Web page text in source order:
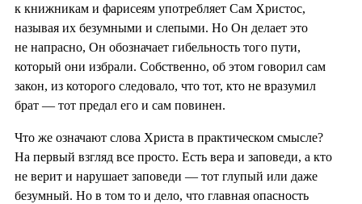
к книжникам и фарисеям употребляет Сам Христос,
называя их безумными и слепыми. Но Он делает это
не напрасно, Он обозначает гибельность того пути,
который они избрали. Собственно, об этом говорил сам
закон, из которого следовало, что тот, кто не вразумил
брат — тот предал его и сам повинен.
Что же означают слова Христа в практическом смысле?
На первый взгляд все просто. Есть вера и заповеди, а кто
не верит и нарушает заповеди — тот глупый или даже
безумный. Но в том то и дело, что главная опасность